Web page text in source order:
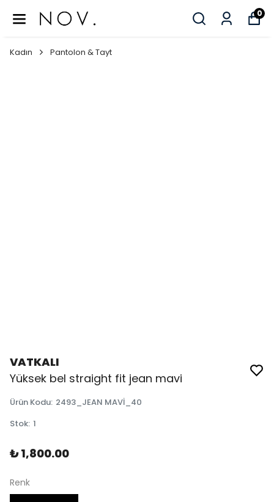
0
Kadın Pantolon & Tayt
VATKALI
Yüksek bel straight fit jean mavi
Ürün Kodu: 2493_JEAN MAVİ_40
Stok: 1
₺ 1,800.00
Renk